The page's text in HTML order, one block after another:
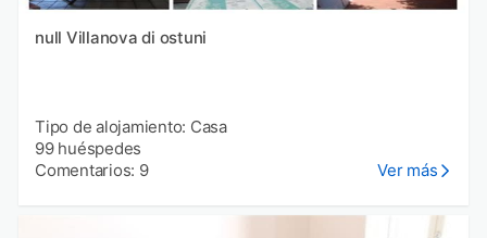
null Villanova di ostuni
Tipo de alojamiento: Casa
99 huéspedes
Comentarios: 9
Ver más